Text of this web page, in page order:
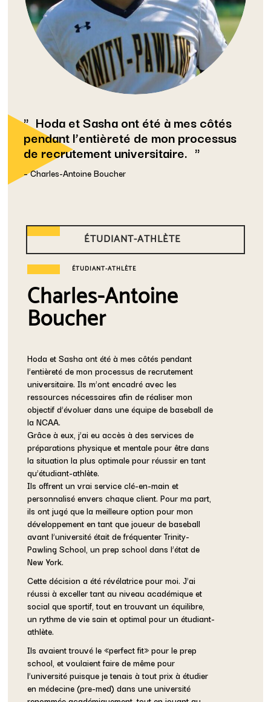
Hoda et Sasha ont été à mes côtés
pendant l’entièreté de mon processus
de recrutement universitaire.
– Charles-Antoine Boucher
ÉTUDIANT-ATHLÈTE
ÉTUDIANT-ATHLÈTE
Charles-Antoine
Boucher
Hoda et Sasha ont été à mes côtés pendant
l’entièreté de mon processus de recrutement
universitaire. Ils m’ont encadré avec les
ressources nécessaires afin de réaliser mon
objectif d’évoluer dans une équipe de baseball de
la NCAA.
Grâce à eux, j’ai eu accès à des services de
préparations physique et mentale pour être dans
la situation la plus optimale pour réussir en tant
qu’étudiant-athlète.
Ils offrent un vrai service clé-en-main et
personnalisé envers chaque client. Pour ma part,
ils ont jugé que la meilleure option pour mon
développement en tant que joueur de baseball
avant l’université était de fréquenter Trinity-
Pawling School, un prep school dans l’état de
New York.
Cette décision a été révélatrice pour moi. J’ai
réussi à exceller tant au niveau académique et
social que sportif, tout en trouvant un équilibre,
un rythme de vie sain et optimal pour un étudiant-
athlète.
Ils avaient trouvé le «perfect fit» pour le prep
school, et voulaient faire de même pour
l’université puisque je tenais à tout prix à étudier
en médecine (pre-med) dans une université